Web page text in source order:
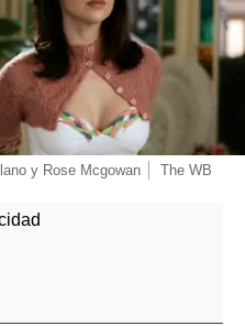
y Rose Mcgowan The WB